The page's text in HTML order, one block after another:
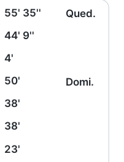
55' 35'' Qued.
44' 9''
4'
50' Domi.
38'
38'
23'